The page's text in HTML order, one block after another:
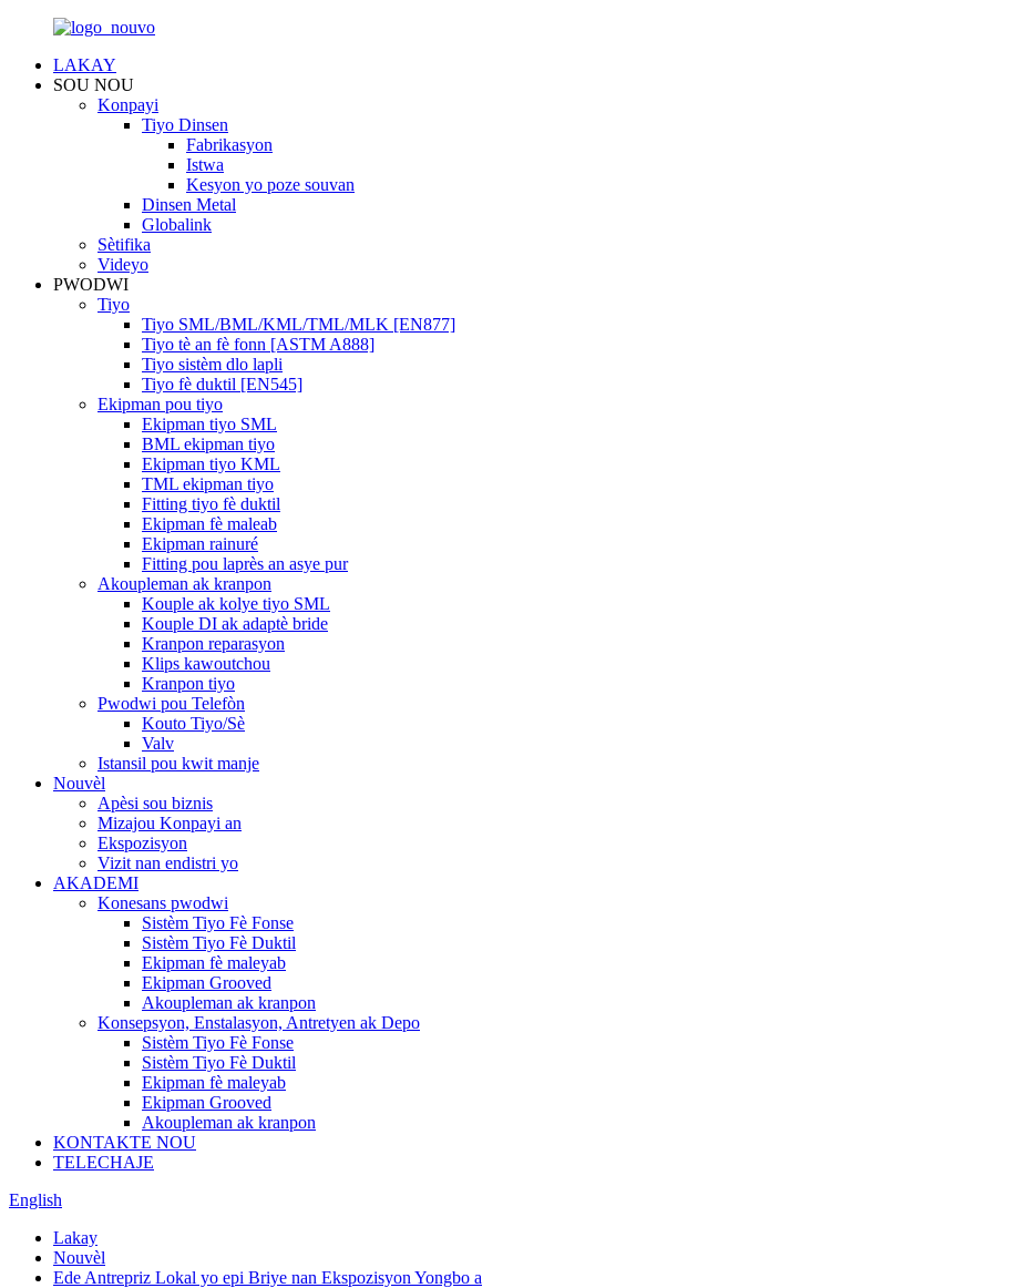
LAKAY
SOU NOU
Konpayi
Tiyo Dinsen
Fabrikasyon
Istwa
Kesyon yo poze souvan
Dinsen Metal
Globalink
Sètifika
Videyo
PWODWI
Tiyo
Tiyo SML/BML/KML/TML/MLK [EN877]
Tiyo tè an fè fonn [ASTM A888]
Tiyo sistèm dlo lapli
Tiyo fè duktil [EN545]
Ekipman pou tiyo
Ekipman tiyo SML
BML ekipman tiyo
Ekipman tiyo KML
TML ekipman tiyo
Fitting tiyo fè duktil
Ekipman fè maleab
Ekipman rainuré
Fitting pou laprès an asye pur
Akoupleman ak kranpon
Kouple ak kolye tiyo SML
Kouple DI ak adaptè bride
Kranpon reparasyon
Klips kawoutchou
Kranpon tiyo
Pwodwi pou Telefòn
Kouto Tiyo/Sè
Valv
Istansil pou kwit manje
Nouvèl
Apèsi sou biznis
Mizajou Konpayi an
Ekspozisyon
Vizit nan endistri yo
AKADEMI
Konesans pwodwi
Sistèm Tiyo Fè Fonse
Sistèm Tiyo Fè Duktil
Ekipman fè maleyab
Ekipman Grooved
Akoupleman ak kranpon
Konsepsyon, Enstalasyon, Antretyen ak Depo
Sistèm Tiyo Fè Fonse
Sistèm Tiyo Fè Duktil
Ekipman fè maleyab
Ekipman Grooved
Akoupleman ak kranpon
KONTAKTE NOU
TELECHAJE
English
Lakay
Nouvèl
Ede Antrepriz Lokal yo epi Briye nan Ekspozisyon Yongbo a